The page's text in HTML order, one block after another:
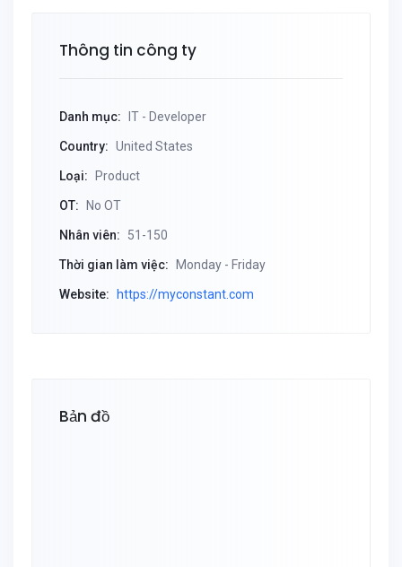
Thông tin công ty
Danh mục: IT - Developer
Country: United States
Loại: Product
OT: No OT
Nhân viên: 51-150
Thời gian làm việc: Monday - Friday
Website: https://myconstant.com
Bản đồ